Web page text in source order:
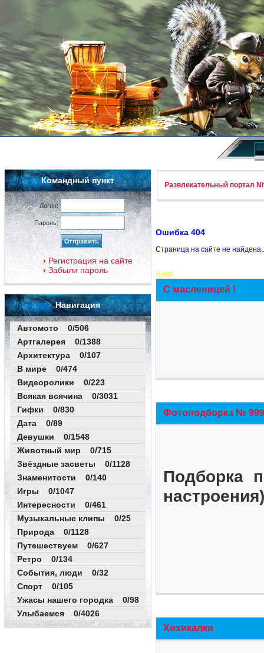
Командный пункт
Логин:
Пароль:
Регистрация на сайте
Забыли пароль
Навигация
Автомото 0/506
Артгалерея 0/1388
Архитектура 0/107
В мире 0/474
Видеоролики 0/223
Всякая всячина 0/3031
Гифки 0/830
Дата 0/89
Девушки 0/1548
Животный мир 0/715
Звёздные засветы 0/1128
Знаменитости 0/140
Игры 0/1047
Интересности 0/461
Музыкальные клипы 0/25
Природа 0/1128
Путешествуем 0/627
Ретро 0/134
События, люди 0/32
Спорт 0/105
Ужасы нашего городка 0/98
Улыбаемся 0/4026
Развлекательный портал
Ошибка 404
Страница на сайте не
New!
С масленицей !
Фотоподборка №
Подборка
Хихикалки